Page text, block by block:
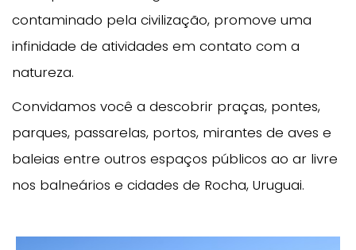
contaminado pela civilização, promove uma
infinidade de atividades em contato com a
natureza.
Convidamos você a descobrir praças, pontes,
parques, passarelas, portos, mirantes de aves e
baleias entre outros espaços públicos ao ar livre
nos balneários e cidades de Rocha, Uruguai.